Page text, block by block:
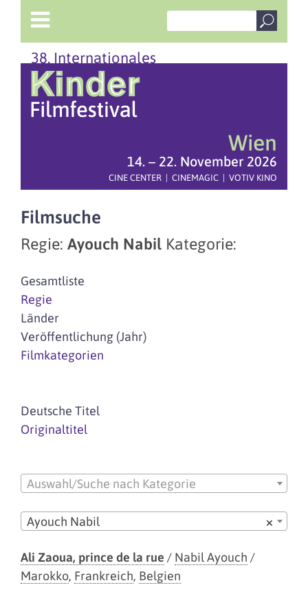
38. Internationales
Wien
14. – 22. November 2026
CINE CENTER | CINEMAGIC | VOTIV KINO
Filmsuche
Regie: Ayouch Nabil Kategorie:
Gesamtliste
Regie
Länder
Veröffentlichung (Jahr)
Filmkategorien
Deutsche Titel
Originaltitel
Auswahl/Suche nach Kategorie
×
Ayouch Nabil
Ali Zaoua, prince de la rue / Nabil Ayouch /
Marokko, Frankreich, Belgien